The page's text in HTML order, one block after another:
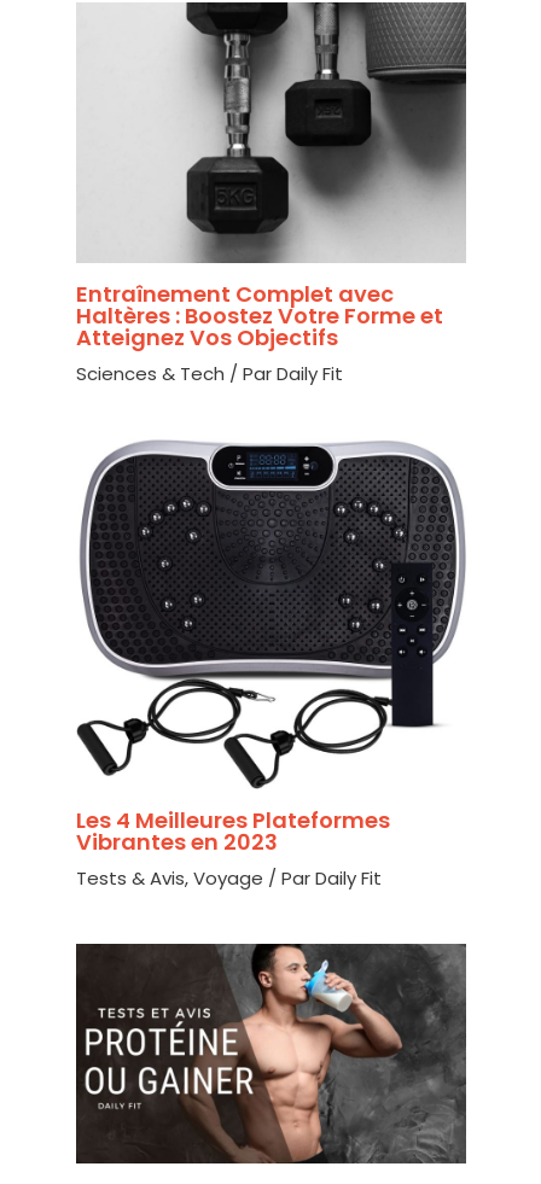
Entraînement Complet avec
Haltères : Boostez Votre Forme et
Atteignez Vos Objectifs
Sciences & Tech / ParDaily Fit
Les 4 Meilleures Plateformes
Vibrantes en 2023
Tests & Avis,Voyage / ParDaily Fit